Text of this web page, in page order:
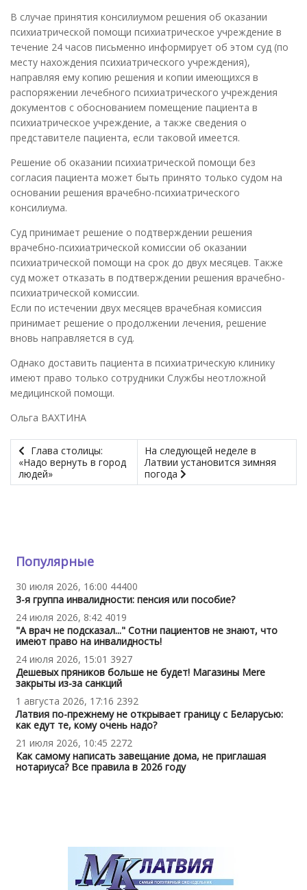
В случае принятия консилиумом решения об оказании
психиатрической помощи психиатрическое учреждение в
течение 24 часов письменно информирует об этом суд (по
месту нахождения психиатрического учреждения),
направляя ему копию решения и копии имеющихся в
распоряжении лечебного психиатрического учреждения
документов с обоснованием помещение пациента в
психиатрическое учреждение, а также сведения о
представителе пациента, если таковой имеется.
Решение об оказании психиатрической помощи без
согласия пациента может быть принято только судом на
основании решения врачебно-психиатрического
консилиума.
Суд принимает решение о подтверждении решения
врачебно-психиатрической комиссии об оказании
психиатрической помощи на срок до двух месяцев. Также
суд может отказать в подтверждении решения врачебно-
психиатрической комиссии.
Если по истечении двух месяцев врачебная комиссия
принимает решение о продолжении лечения, решение
вновь направляется в суд.
Однако доставить пациента в психиатрическую клинику
имеют право только сотрудники Службы неотложной
медицинской помощи.
Ольга ВАХТИНА
Глава столицы:
«Надо вернуть в город
людей»
На следующей неделе в
Латвии установится зимняя
погода
Популярные
30 июля 2026, 16:00 44400
3-я группа инвалидности: пенсия или пособие?
24 июля 2026, 8:42 4019
"А врач не подсказал..." Сотни пациентов не знают, что
имеют право на инвалидность!
24 июля 2026, 15:01 3927
Дешевых пряников больше не будет! Магазины Mere
закрыты из-за санкций
1 августа 2026, 17:16 2392
Латвия по-прежнему не открывает границу с Беларусью:
как едут те, кому очень надо?
21 июля 2026, 10:45 2272
Как самому написать завещание дома, не приглашая
нотариуса? Все правила в 2026 году